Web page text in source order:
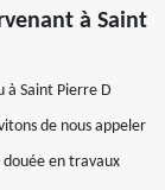
à Saint
à Saint Pierre D
de nous appeler
en travaux